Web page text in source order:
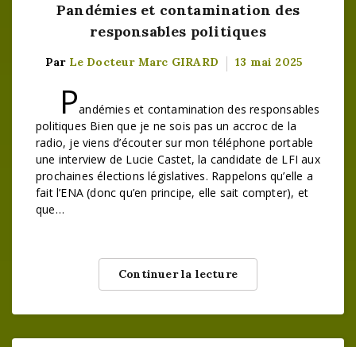
Pandémies et contamination des
responsables politiques
Par Le Docteur Marc GIRARD 13 mai 2025
Pandémies et contamination des responsables
politiques Bien que je ne sois pas un accroc de la
radio, je viens d’écouter sur mon téléphone portable
une interview de Lucie Castet, la candidate de LFI aux
prochaines élections législatives. Rappelons qu’elle a
fait l’ENA (donc qu’en principe, elle sait compter), et
que…
Continuer la lecture